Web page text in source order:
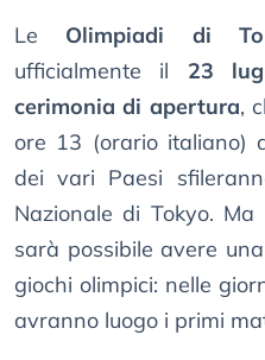
Le Olimpiadi di
ufficialmente il 23
cerimonia di apertura,
ore 13 (orario italiano)
dei vari Paesi
Nazionale di Tokyo.
sarà possibile avere
giochi olimpici: nelle
avranno luogo i primi